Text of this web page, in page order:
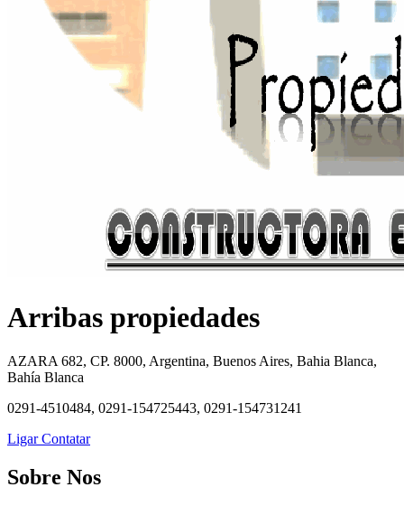
Arribas propiedades
AZARA 682, CP. 8000, Argentina, Buenos Aires, Bahia Blanca,
Bahía Blanca
0291-4510484, 0291-154725443, 0291-154731241
LigarContatar
Sobre Nos